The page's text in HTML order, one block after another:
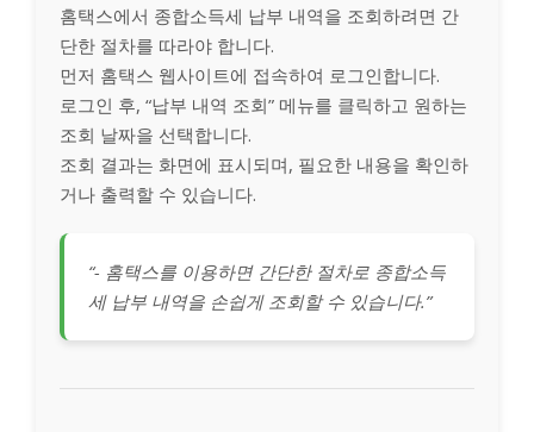
홈택스에서 종합소득세 납부 내역을 조회하려면 간
단한 절차를 따라야 합니다.
먼저 홈택스 웹사이트에 접속하여 로그인합니다.
로그인 후, “납부 내역 조회” 메뉴를 클릭하고 원하는
조회 날짜을 선택합니다.
조회 결과는 화면에 표시되며, 필요한 내용을 확인하
거나 출력할 수 있습니다.
“- 홈택스를 이용하면 간단한 절차로 종합소득
세 납부 내역을 손쉽게 조회할 수 있습니다.”